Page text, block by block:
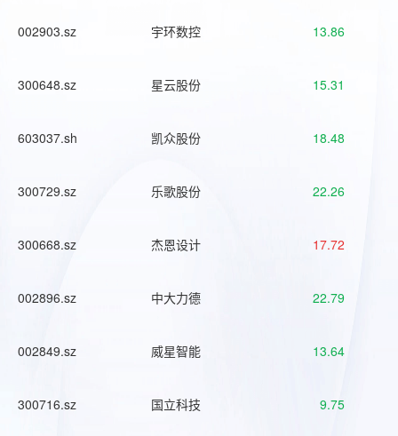
002903.sz 宇环数控 13.86
300648.sz 星云股份 15.31
603037.sh 凯众股份 18.48
300729.sz 乐歌股份 22.26
300668.sz 杰恩设计 17.72
002896.sz 中大力德 22.79
002849.sz 威星智能 13.64
300716.sz 国立科技 9.75